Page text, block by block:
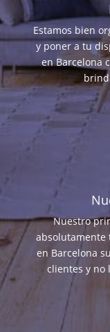
Estamos bien
y poner a tu
en Barcelona
Nuestro
absolutamente
en Barcelona
clientes y no